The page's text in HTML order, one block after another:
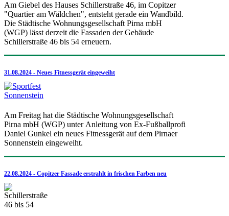
Am Giebel des Hauses Schillerstraße 46, im Copitzer
"Quartier am Wäldchen", entsteht gerade ein Wandbild.
Die Städtische Wohnungsgesellschaft Pirna mbH
(WGP) lässt derzeit die Fassaden der Gebäude
Schillerstraße 46 bis 54 erneuern.
31.08.2024 - Neues Fitnessgerät eingeweiht
Am Freitag hat die Städtische Wohnungsgesellschaft
Pirna mbH (WGP) unter Anleitung von Ex-Fußballprofi
Daniel Gunkel ein neues Fitnessgerät auf dem Pirnaer
Sonnenstein eingeweiht.
22.08.2024 - Copitzer Fassade erstrahlt in frischen Farben neu